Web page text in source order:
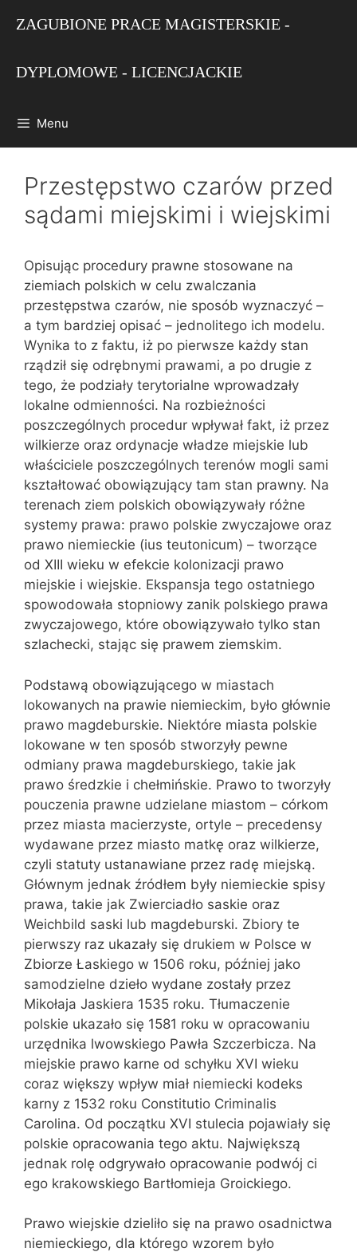
ZAGUBIONE PRACE MAGISTERSKIE -
DYPLOMOWE - LICENCJACKIE
Menu
Przestępstwo czarów przed
sądami miejskimi i wiejskimi
Opisując procedury prawne stosowane na
ziemiach polskich w celu zwalczania
przestępstwa czarów, nie sposób wyznaczyć –
a tym bardziej opisać – jednolitego ich modelu.
Wynika to z faktu, iż po pierwsze każdy stan
rządził się odrębnymi prawami, a po drugie z
tego, że podziały terytorialne wprowadzały
lokalne odmienności. Na rozbieżności
poszczególnych procedur wpływał fakt, iż przez
wilkierze oraz ordynacje władze miejskie lub
właściciele poszczególnych terenów mogli sami
kształtować obowiązujący tam stan prawny. Na
terenach ziem polskich obowiązywały różne
systemy prawa: prawo polskie zwyczajowe oraz
prawo niemieckie (ius teutonicum) – tworzące
od XIII wieku w efekcie kolonizacji prawo
miejskie i wiejskie. Ekspansja tego ostatniego
spowodowała stopniowy zanik polskiego prawa
zwyczajowego, które obowiązywało tylko stan
szlachecki, stając się prawem ziemskim.
Podstawą obowiązującego w miastach
lokowanych na prawie niemieckim, było głównie
prawo magdeburskie. Niektóre miasta polskie
lokowane w ten sposób stworzyły pewne
odmiany prawa magdeburskiego, takie jak
prawo średzkie i chełmińskie. Prawo to tworzyły
pouczenia prawne udzielane miastom – córkom
przez miasta macierzyste, ortyle – precedensy
wydawane przez miasto matkę oraz wilkierze,
czyli statuty ustanawiane przez radę miejską.
Głównym jednak źródłem były niemieckie spisy
prawa, takie jak Zwierciadło saskie oraz
Weichbild saski lub magdeburski. Zbiory te
pierwszy raz ukazały się drukiem w Polsce w
Zbiorze Łaskiego w 1506 roku, później jako
samodzielne dzieło wydane zostały przez
Mikołaja Jaskiera 1535 roku. Tłumaczenie
polskie ukazało się 1581 roku w opracowaniu
urzędnika lwowskiego Pawła Szczerbicza. Na
miejskie prawo karne od schyłku XVI wieku
coraz większy wpływ miał niemiecki kodeks
karny z 1532 roku Constitutio Criminalis
Carolina. Od początku XVI stulecia pojawiały się
polskie opracowania tego aktu. Największą
jednak rolę odgrywało opracowanie podwój ci
ego krakowskiego Bartłomieja Groickiego.
Prawo wiejskie dzieliło się na prawo osadnictwa
niemieckiego, dla którego wzorem było